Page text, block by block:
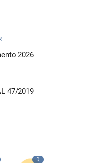
2026
47/2019
0